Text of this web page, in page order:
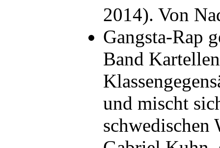
2014). Von
Gangsta-Rap
Band
und mischt
schwedischen